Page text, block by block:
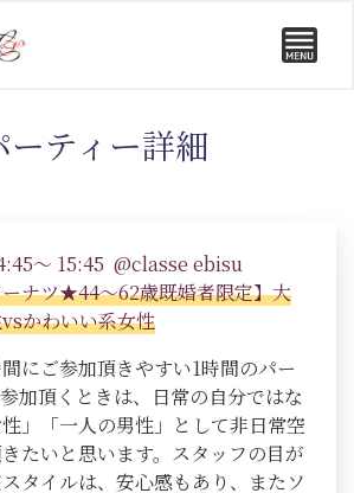
ーティー詳細
～ 15:45 @classe ebisu
ナツ★44～62歳既婚者限定】大
かわいい系女性
にご参加頂きやすい1時間のパー
加頂くときは、日常の自分ではな
」「一人の男性」として非日常空
たいと思います。スタッフの目が
タイルは、安心感もあり、またソ